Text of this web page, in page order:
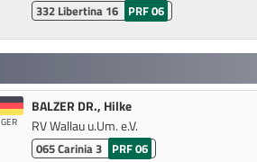
332 Libertina 16 PRF 06
GER
BALZER DR., Hilke
RV Wallau u.Um. e.V.
065Carinia 3 PRF 06